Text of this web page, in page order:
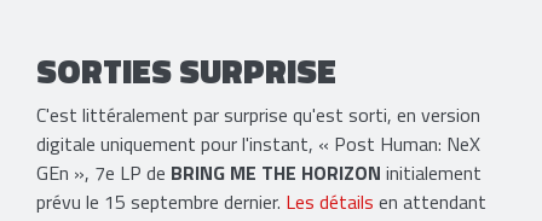
SORTIES SURPRISE
C'est littéralement par surprise qu'est sorti, en version
digitale uniquement pour l'instant, « Post Human: NeX
GEn », 7e LP de BRING ME THE HORIZON initialement
prévu le 15 septembre dernier. Les détails en attendant